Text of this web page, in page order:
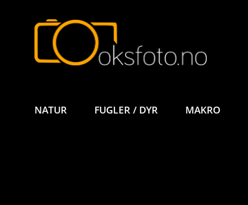
NATUR FUGLER / DYR MAKRO